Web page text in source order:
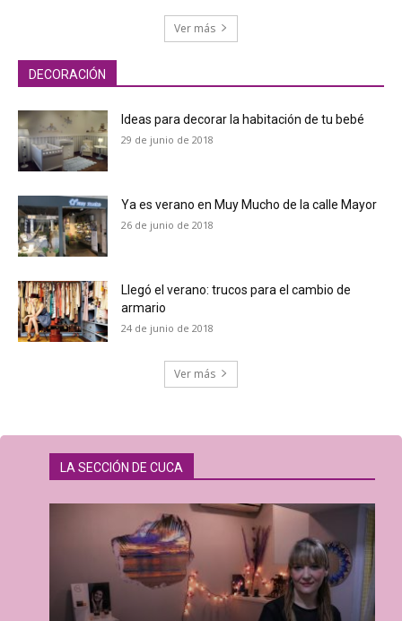
Ver más
DECORACIÓN
Ideas para decorar la habitación de tu bebé
29 de junio de 2018
Ya es verano en Muy Mucho de la calle Mayor
26 de junio de 2018
Llegó el verano: trucos para el cambio de
armario
24 de junio de 2018
Ver más
LA SECCIÓN DE CUCA